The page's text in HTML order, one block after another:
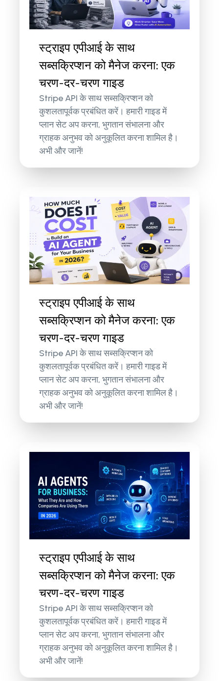
स्ट्राइप एपीआई के साथ
सब्सक्रिप्शन को मैनेज करना: एक
चरण-दर-चरण गाइड
Stripe API के साथ सब्सक्रिप्शन को
कुशलतापूर्वक प्रबंधित करें। हमारी गाइड में
प्लान सेट अप करना, भुगतान संभालना और
ग्राहक अनुभव को अनुकूलित करना शामिल है।
अभी और जानें!
स्ट्राइप एपीआई के साथ
सब्सक्रिप्शन को मैनेज करना: एक
चरण-दर-चरण गाइड
Stripe API के साथ सब्सक्रिप्शन को
कुशलतापूर्वक प्रबंधित करें। हमारी गाइड में
प्लान सेट अप करना, भुगतान संभालना और
ग्राहक अनुभव को अनुकूलित करना शामिल है।
अभी और जानें!
स्ट्राइप एपीआई के साथ
सब्सक्रिप्शन को मैनेज करना: एक
चरण-दर-चरण गाइड
Stripe API के साथ सब्सक्रिप्शन को
कुशलतापूर्वक प्रबंधित करें। हमारी गाइड में
प्लान सेट अप करना, भुगतान संभालना और
ग्राहक अनुभव को अनुकूलित करना शामिल है।
अभी और जानें!